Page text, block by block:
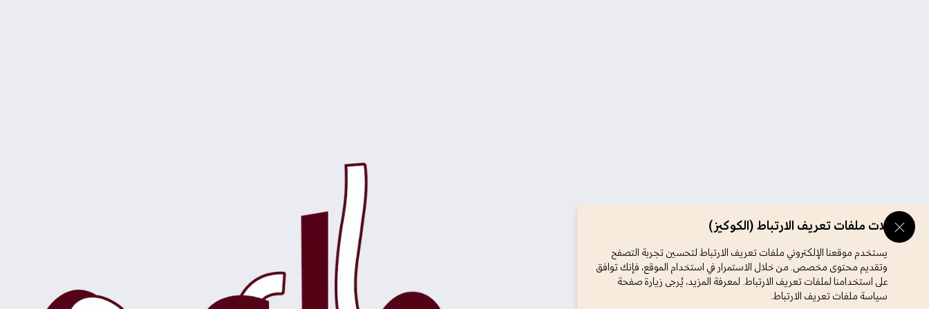
تفضيلات ملفات تعريف الارتباط (الكوكيز)
يستخدم موقعنا الإلكتروني ملفات تعريف الارتباط لتحسين تجربة التصفح
وتقديم محتوى مخصص. من خلال الاستمرار في استخدام الموقع، فإنك توافق
على استخدامنا لملفات تعريف الارتباط. لمعرفة المزيد، يُرجى زيارة صفحة
سياسة ملفات تعريف الارتباط.